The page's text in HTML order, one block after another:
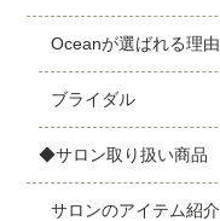
Oceanが選ばれる理由
ブライダル
◆サロン取り扱い商品
サロンのアイテム紹介